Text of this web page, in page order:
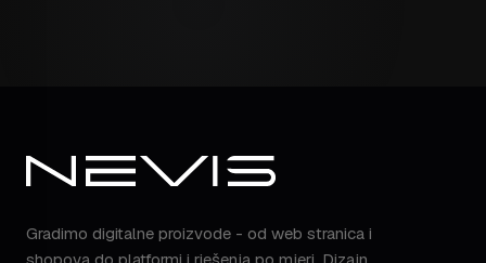
Gradimo digitalne proizvode - od web stranica i
shopova do platformi i rješenja po mjeri. Dizajn